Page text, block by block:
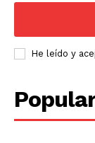
He leído y